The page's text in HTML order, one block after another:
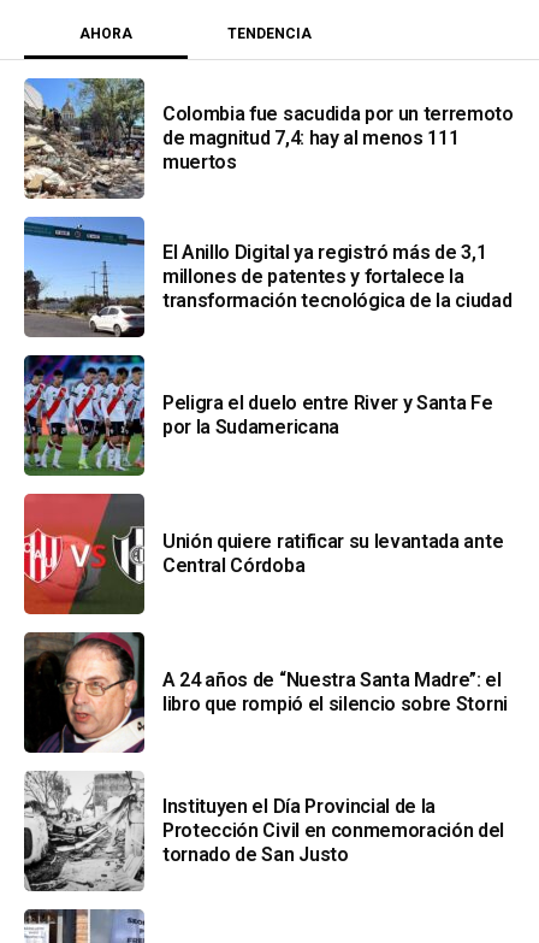
AHORA TENDENCIA
Colombia fue sacudida por un terremoto
de magnitud 7,4: hay al menos 111
muertos
El Anillo Digital ya registró más de 3,1
millones de patentes y fortalece la
transformación tecnológica de la ciudad
Peligra el duelo entre River y Santa Fe
por la Sudamericana
Unión quiere ratificar su levantada ante
Central Córdoba
A 24 años de “Nuestra Santa Madre”: el
libro que rompió el silencio sobre Storni
Instituyen el Día Provincial de la
Protección Civil en conmemoración del
tornado de San Justo